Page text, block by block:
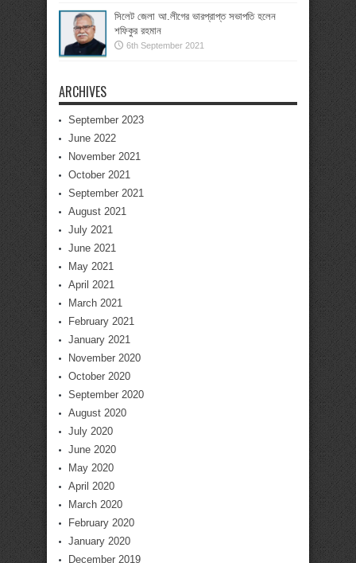
সিলেট জেলা আ.লীগের ভারপ্রাপ্ত সভাপতি হলেন
শফিকুর রহমান
6th September 2021
ARCHIVES
September 2023
June 2022
November 2021
October 2021
September 2021
August 2021
July 2021
June 2021
May 2021
April 2021
March 2021
February 2021
January 2021
November 2020
October 2020
September 2020
August 2020
July 2020
June 2020
May 2020
April 2020
March 2020
February 2020
January 2020
December 2019